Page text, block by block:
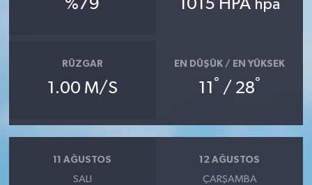
%79 1015 HPA hpa
RÜZGAR
1.00 M/S
EN DÜŞÜK / EN YÜKSEK
11 ° / 28°
11 AĞUSTOS
SALI
12 AĞUSTOS
ÇARŞAMBA
Sokak Hayvanlarını Sahiplendirme